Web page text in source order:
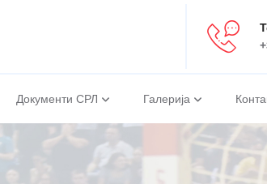
Документи СРЛ Галерија